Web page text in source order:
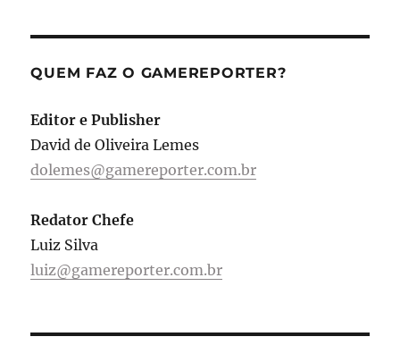
QUEM FAZ O GAMEREPORTER?
Editor e Publisher
David de Oliveira Lemes
dolemes@gamereporter.com.br
Redator Chefe
Luiz Silva
luiz@gamereporter.com.br